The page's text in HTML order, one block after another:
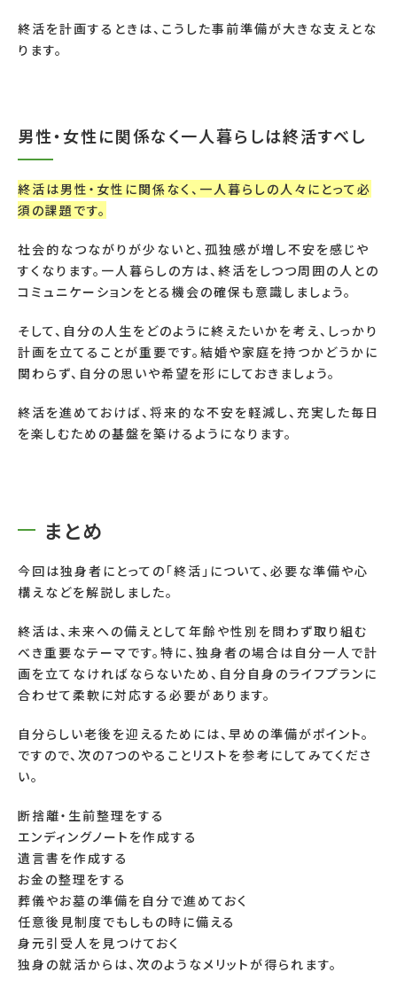
終活を計画するときは、こうした事前準備が大きな支えとな
ります。
男性・女性に関係なく一人暮らしは終活すべし
終活は男性・女性に関係なく、一人暮らしの人々にとって必
須の課題です。
社会的なつながりが少ないと、孤独感が増し不安を感じや
すくなります。一人暮らしの方は、終活をしつつ周囲の人との
コミュニケーションをとる機会の確保も意識しましょう。
そして、自分の人生をどのように終えたいかを考え、しっかり
計画を立てることが重要です。結婚や家庭を持つかどうかに
関わらず、自分の思いや希望を形にしておきましょう。
終活を進めておけば、将来的な不安を軽減し、充実した毎日
を楽しむための基盤を築けるようになります。
まとめ
今回は独身者にとっての「終活」について、必要な準備や心
構えなどを解説しました。
終活は、未来への備えとして年齢や性別を問わず取り組む
べき重要なテーマです。特に、独身者の場合は自分一人で計
画を立てなければならないため、自分自身のライフプランに
合わせて柔軟に対応する必要があります。
自分らしい老後を迎えるためには、早めの準備がポイント。
ですので、次の7つのやることリストを参考にしてみてくださ
い。
断捨離・生前整理をする
エンディングノートを作成する
遺言書を作成する
お金の整理をする
葬儀やお墓の準備を自分で進めておく
任意後見制度でもしもの時に備える
身元引受人を見つけておく
独身の就活からは、次のようなメリットが得られます。